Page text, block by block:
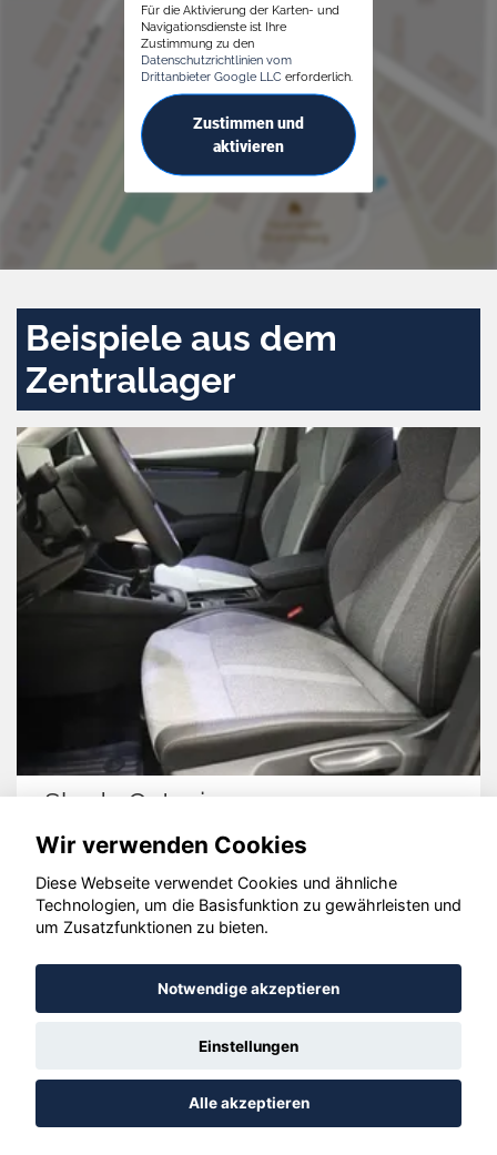
Für die Aktivierung der Karten- und
Navigationsdienste ist Ihre
Zustimmung zu den
Datenschutzrichtlinien vom
Drittanbieter Google LLC erforderlich.
Zustimmen und
aktivieren
Beispiele aus dem
Zentrallager
Volkswagen Golf
© konjunkturmotor.de GmbH 2020 - 2026
Wir verwenden Cookies
Diese Webseite verwendet Cookies und ähnliche
Technologien, um die Basisfunktion zu gewährleisten und
um Zusatzfunktionen zu bieten.
Notwendige akzeptieren
Einstellungen
Alle akzeptieren